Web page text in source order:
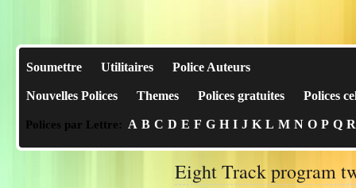
Soumettre Utilitaires Police Auteurs
Nouvelles Polices Themes Polices gratuites Polices
Polices par Lettre: A B C D E F G H I J K L M N O P Q R
Eight Track program